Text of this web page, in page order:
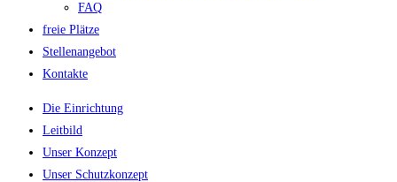
FAQ
freie Plätze
Stellenangebot
Kontakte
Die Einrichtung
Leitbild
Unser Konzept
Unser Schutzkonzept